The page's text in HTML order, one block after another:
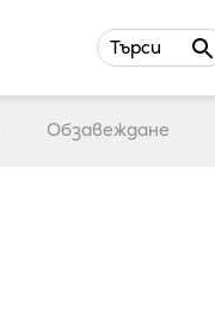
Търси
Обзавеждане